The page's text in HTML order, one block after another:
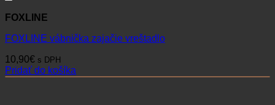
FOXLINE
FOXLINE vábnička zajačie vreštadlo
10,90€ s DPH
Pridať do košíka